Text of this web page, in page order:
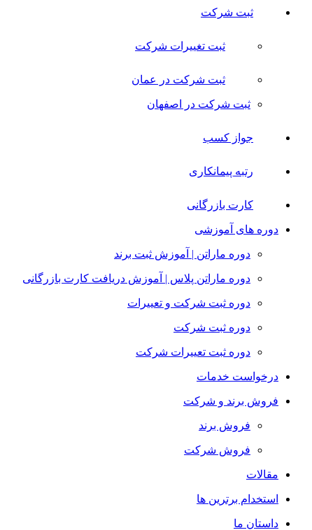
ثبت شرکت
ثبت تغییرات شرکت
ثبت شرکت در عمان
ثبت شرکت در اصفهان
جواز کسب
رتبه پیمانکاری
کارت بازرگانی
دوره های آموزشی
دوره ماراتن | آموزش ثبت برند
دوره ماراتن پلاس | آموزش دریافت کارت بازرگانی
دوره ثبت شرکت و تعییرات
دوره ثبت شرکت
دوره ثبت تعییرات شرکت
درخواست خدمات
فروش برند و شرکت
فروش برند
فروش شرکت
مقالات
استخدام برترین ها
داستان ما